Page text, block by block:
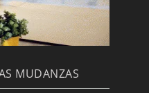
MUDANZAS